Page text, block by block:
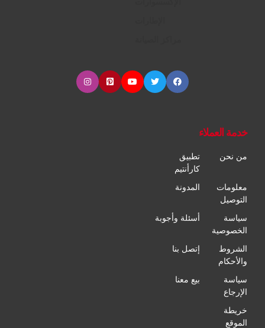
خدمة العملاء
من نحن
تطبيق
كارأنتيم
معلومات
التوصيل
المدونة
سياسة
الخصوصية
أسئلة وأجوبة
الشروط
والأحكام
إتصل بنا
سياسة
الإرجاع
بيع معنا
خريطة
الموقع